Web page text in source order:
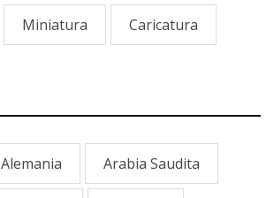
Miniatura Caricatura
Alemania Arabia Saudita